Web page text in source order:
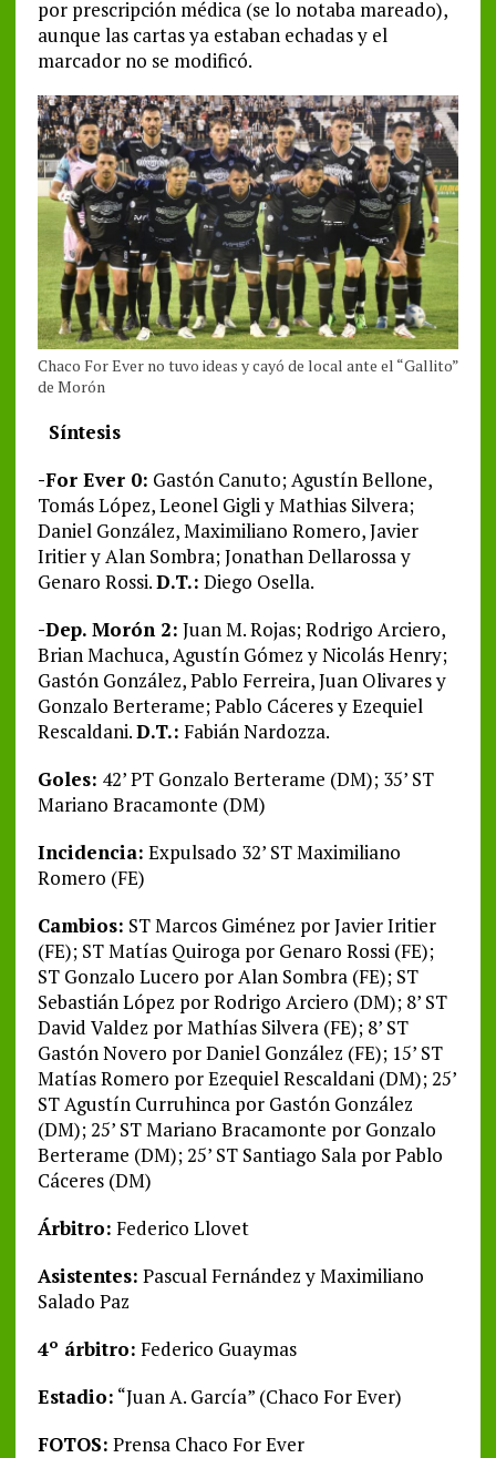
por prescripción médica (se lo notaba mareado),
aunque las cartas ya estaban echadas y el
marcador no se modificó.
Chaco For Ever no tuvo ideas y cayó de local ante el “Gallito”
de Morón
Síntesis
-For Ever 0: Gastón Canuto; Agustín Bellone,
Tomás López, Leonel Gigli y Mathias Silvera;
Daniel González, Maximiliano Romero, Javier
Iritier y Alan Sombra; Jonathan Dellarossa y
Genaro Rossi.D.T.: Diego Osella.
-Dep. Morón 2: Juan M. Rojas; Rodrigo Arciero,
Brian Machuca, Agustín Gómez y Nicolás Henry;
Gastón González, Pablo Ferreira, Juan Olivares y
Gonzalo Berterame; Pablo Cáceres y Ezequiel
Rescaldani.D.T.: Fabián Nardozza.
Goles: 42’ PT Gonzalo Berterame (DM); 35’ ST
Mariano Bracamonte (DM)
Incidencia: Expulsado 32’ ST Maximiliano
Romero (FE)
Cambios: ST Marcos Giménez por Javier Iritier
(FE); ST Matías Quiroga por Genaro Rossi (FE);
ST Gonzalo Lucero por Alan Sombra (FE); ST
Sebastián López por Rodrigo Arciero (DM); 8’ ST
David Valdez por Mathías Silvera (FE); 8’ ST
Gastón Novero por Daniel González (FE); 15’ ST
Matías Romero por Ezequiel Rescaldani (DM); 25’
ST Agustín Curruhinca por Gastón González
(DM); 25’ ST Mariano Bracamonte por Gonzalo
Berterame (DM); 25’ ST Santiago Sala por Pablo
Cáceres (DM)
Árbitro: Federico Llovet
Asistentes: Pascual Fernández y Maximiliano
Salado Paz
4º árbitro: Federico Guaymas
Estadio: “Juan A. García” (Chaco For Ever)
FOTOS: Prensa Chaco For Ever